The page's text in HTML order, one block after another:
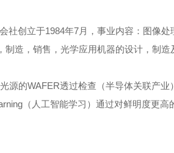
社创立于1984年7月，事业内容：图像
制造，销售，光学应用机器的设计，制造
源的WAFER透过检查（半导体关联产
（人工智能学习）通过对鲜明度更